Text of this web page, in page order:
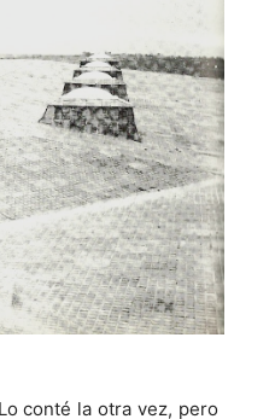
conté la otra vez, pero